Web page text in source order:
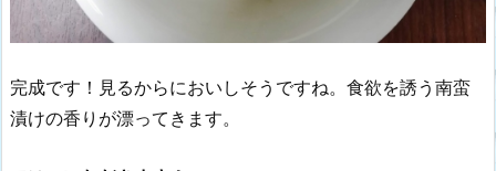
完成です！見るからにおいしそうですね。食欲を誘う南蛮
漬けの香りが漂ってきます。